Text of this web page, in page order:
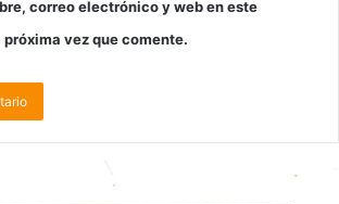
correo electrónico y web en este
vez que comente.